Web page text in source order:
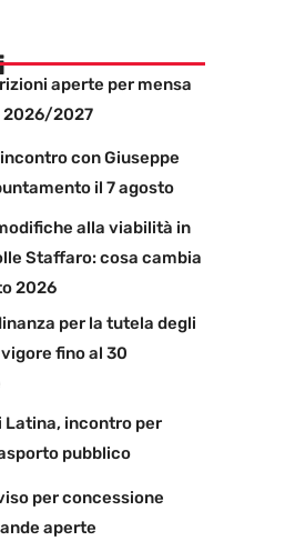
aperte per mensa
2027
con Giuseppe
il 7 agosto
alla viabilità in
Staffaro: cosa cambia
2026
per la tutela degli
fino al 30
Latina, incontro per
pubblico
per concessione
aperte